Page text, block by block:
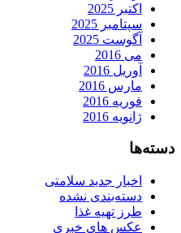
اکتبر 2025
سپتامبر 2025
آگوست 2025
می 2016
آوریل 2016
مارس 2016
فوریه 2016
ژانویه 2016
دسته‌ها
اخبار جدید سلامتی
دسته‌بندی نشده
طرز تهیه غذا
عکس های خبری